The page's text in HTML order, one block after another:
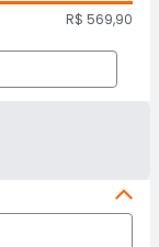
R$ 569,90